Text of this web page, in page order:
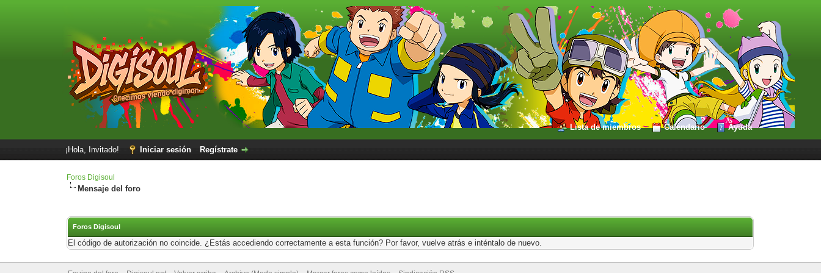
Lista de miembros Calendario Ayuda
¡Hola, Invitado! Iniciar sesión Regístrate
Foros Digisoul
Mensaje del foro
Foros Digisoul
El código de autorización no coincide. ¿Estás accediendo correctamente a esta función? Por favor, vuelve atrás e inténtalo de nuevo.